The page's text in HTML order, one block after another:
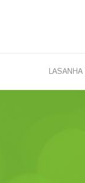
next
LASANHA